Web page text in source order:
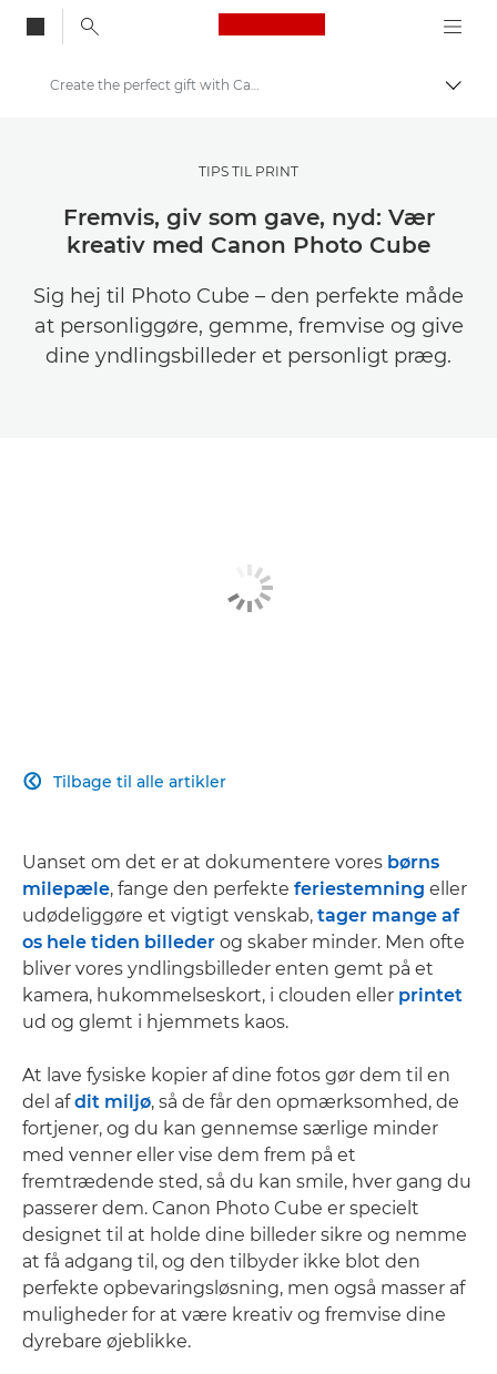
Canon Logo, back
Skift
Bliv inspireret | Tips til fotografering og print og købervejledninger
Tips og teknikker til fotografering og print
Create the perfect gift with Canon Photo Cube
TIPS TIL PRINT
Fremvis, giv som gave, nyd: Vær
kreativ med Canon Photo Cube
Sig hej til Photo Cube – den perfekte måde
at personliggøre, gemme, fremvise og give
dine yndlingsbilleder et personligt præg.
Tilbage til alle artikler

Uanset om det er at dokumentere vores børns
milepæle, fange den perfekte feriestemning eller
udødeliggøre et vigtigt venskab, tager mange af
os hele tiden billeder og skaber minder. Men ofte
bliver vores yndlingsbilleder enten gemt på et
kamera, hukommelseskort, i clouden eller printet
ud og glemt i hjemmets kaos.
At lave fysiske kopier af dine fotos gør dem til en
del afdit miljø, så de får den opmærksomhed, de
fortjener, og du kan gennemse særlige minder
med venner eller vise dem frem på et
fremtrædende sted, så du kan smile, hver gang du
passerer dem. Canon Photo Cube er specielt
designet til at holde dine billeder sikre og nemme
at få adgang til, og den tilbyder ikke blot den
perfekte opbevaringsløsning, men også masser af
muligheder for at være kreativ og fremvise dine
dyrebare øjeblikke.